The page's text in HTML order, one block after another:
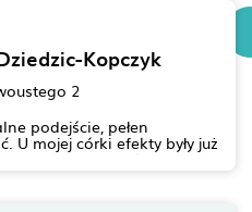
Kopczyk
2
podejście, pełen
U mojej córki efekty były już
. Łącznie Wiki schudła
Dodam że córka ma 15